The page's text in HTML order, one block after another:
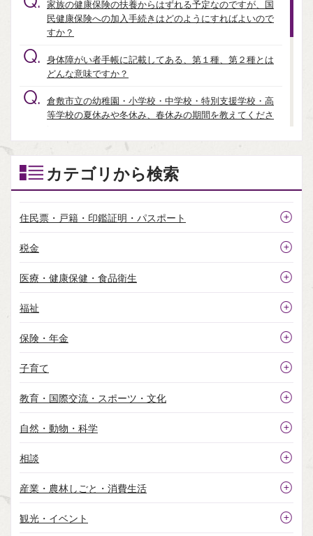
家族の健康保険の扶養からはずれる予定なのですが、国
民健康保険への加入手続きはどのようにすればよいので
すか？
Q. 身体障がい者手帳に記載してある、第１種、第２種とは
どんな意味ですか？
Q. 倉敷市立の幼稚園・小学校・中学校・特別支援学校・高
等学校の夏休みや冬休み、春休みの期間を教えてくださ
Q. ごみの受入施設について教えてほしいのですが？
Q. 倉敷市内にレンタサイクルはありますか。
Q. 「埋立ごみ」の出し方を教えてください。
Q. 特定家電品｛エアコン（室外機含む）、テレビ、冷蔵
が？
Q. 自動車検査証記録事項とは何ですか。
Q. ふるさと納税のオンラインワンストップ特例申請はでき
ますか？
Q.
いるものはありますか？
カテゴリから検索
住民票・戸籍・印鑑証明・パスポート
税金
医療・健康保健・食品衛生
福祉
保険・年金
子育て
教育・国際交流・スポーツ・文化
自然・動物・科学
相談
産業・農林しごと・消費生活
観光・イベント